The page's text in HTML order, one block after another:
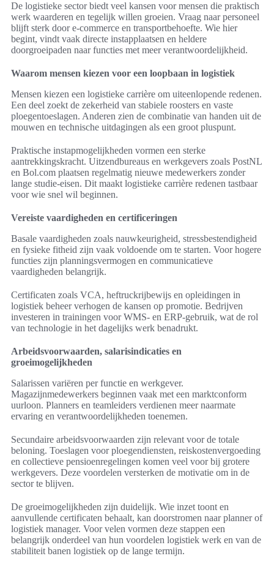
De logistieke sector biedt veel kansen voor mensen die praktisch
werk waarderen en tegelijk willen groeien. Vraag naar personeel
blijft sterk door e‑commerce en transportbehoefte. Wie hier
begint, vindt vaak directe instapplaatsen en heldere
doorgroeipaden naar functies met meer verantwoordelijkheid.
Waarom mensen kiezen voor een loopbaan in logistiek
Mensen kiezen een logistieke carrière om uiteenlopende redenen.
Een deel zoekt de zekerheid van stabiele roosters en vaste
ploegentoeslagen. Anderen zien de combinatie van handen uit de
mouwen en technische uitdagingen als een groot pluspunt.
Praktische instapmogelijkheden vormen een sterke
aantrekkingskracht. Uitzendbureaus en werkgevers zoals PostNL
en Bol.com plaatsen regelmatig nieuwe medewerkers zonder
lange studie-eisen. Dit maakt logistieke carrière redenen tastbaar
voor wie snel wil beginnen.
Vereiste vaardigheden en certificeringen
Basale vaardigheden zoals nauwkeurigheid, stressbestendigheid
en fysieke fitheid zijn vaak voldoende om te starten. Voor hogere
functies zijn planningsvermogen en communicatieve
vaardigheden belangrijk.
Certificaten zoals VCA, heftruckrijbewijs en opleidingen in
logistiek beheer verhogen de kansen op promotie. Bedrijven
investeren in trainingen voor WMS- en ERP-gebruik, wat de rol
van technologie in het dagelijks werk benadrukt.
Arbeidsvoorwaarden, salarisindicaties en
groeimogelijkheden
Salarissen variëren per functie en werkgever.
Magazijnmedewerkers beginnen vaak met een marktconform
uurloon. Planners en teamleiders verdienen meer naarmate
ervaring en verantwoordelijkheden toenemen.
Secundaire arbeidsvoorwaarden zijn relevant voor de totale
beloning. Toeslagen voor ploegendiensten, reiskostenvergoeding
en collectieve pensioenregelingen komen veel voor bij grotere
werkgevers. Deze voordelen versterken de motivatie om in de
sector te blijven.
De groeimogelijkheden zijn duidelijk. Wie inzet toont en
aanvullende certificaten behaalt, kan doorstromen naar planner of
logistiek manager. Voor velen vormen deze stappen een
belangrijk onderdeel van hun voordelen logistiek werk en van de
stabiliteit banen logistiek op de lange termijn.